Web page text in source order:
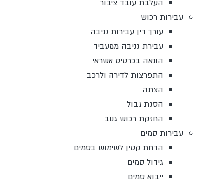
העלבת עובד ציבור
עבירות רכוש
עורך דין עבירות גניבה
עבירת גניבה ממעביד
הונאה בכרטיס אשראי
התפרצות לדירה ולרכב
הצתה
הסגת גבול
החזקת רכוש גנוב
עבירות סמים
הדחת קטין לשימוש בסמים
גידול סמים
ייבוא סמים